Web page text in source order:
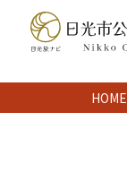
HOME